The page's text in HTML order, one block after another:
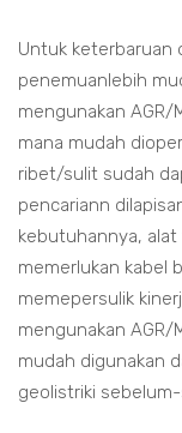
Untuk keterbaruan
penemuanlebih
mengunakan AGR/
mana mudah
ribet/sulit sudah
pencariann
kebutuhannya,
memerlukan kabel
memepersulik
mengunakan AGR/
mudah digunakan
geolistriki